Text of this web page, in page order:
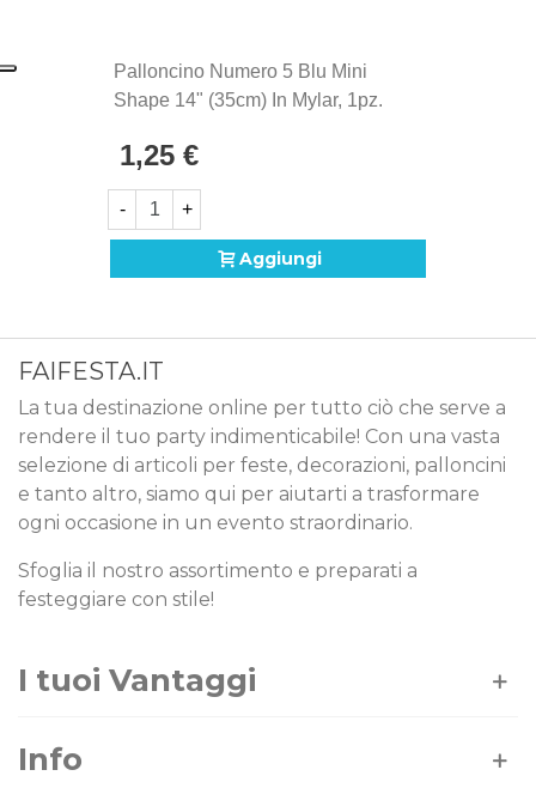
Palloncino Numero 5 Blu Mini
Shape 14" (35cm) In Mylar, 1pz.
1,25 €
- +
Aggiungi
FAIFESTA.IT
La tua destinazione online per tutto ciò che serve a
rendere il tuo party indimenticabile! Con una vasta
selezione di articoli per feste, decorazioni, palloncini
e tanto altro, siamo qui per aiutarti a trasformare
ogni occasione in un evento straordinario.
Sfoglia il nostro assortimento e preparati a
festeggiare con stile!
I tuoi Vantaggi
Info